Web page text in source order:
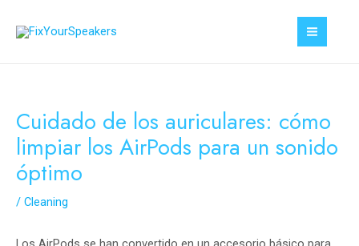
Cuidado de los auriculares: cómo
limpiar los AirPods para un sonido
óptimo
/ Cleaning